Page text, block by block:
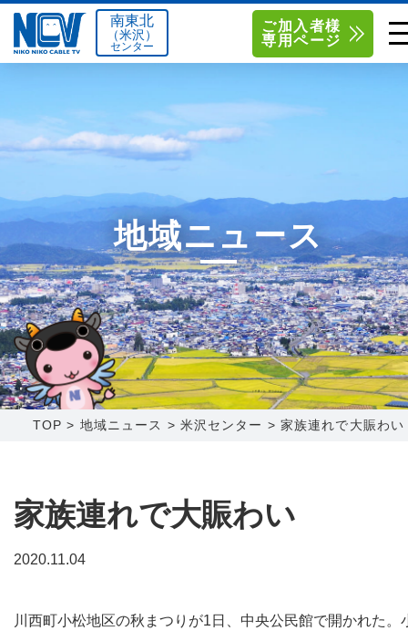
南東北センター（福島）
函館センター 0138-34-2525
新潟センター 025-210-1200
単品料金
お得なセットプラン
料金シミュレーション
サポート
Q&A
センター情報
採用情報
お問い合わせ
お申し込み
〒992-0044
山形県米沢市春日四丁目2-75
0238-24-2525
営業時間 9:00～18:00
南東北センター(福島)
〒960-8252
福島県福島市御山字一本松17-1-
1
0120-173-577
営業時間 9:15～18:00
〒041-0801
〒950-1189
南東北
（米沢）
センター
ご加入者様
専用ページ
地域ニュース
TOP > 地域ニュース > 米沢センター > 家族連れで大賑わい
家族連れで大賑わい
2020.11.04
川西町小松地区の秋まつりが1日、中央公民館で開かれた。